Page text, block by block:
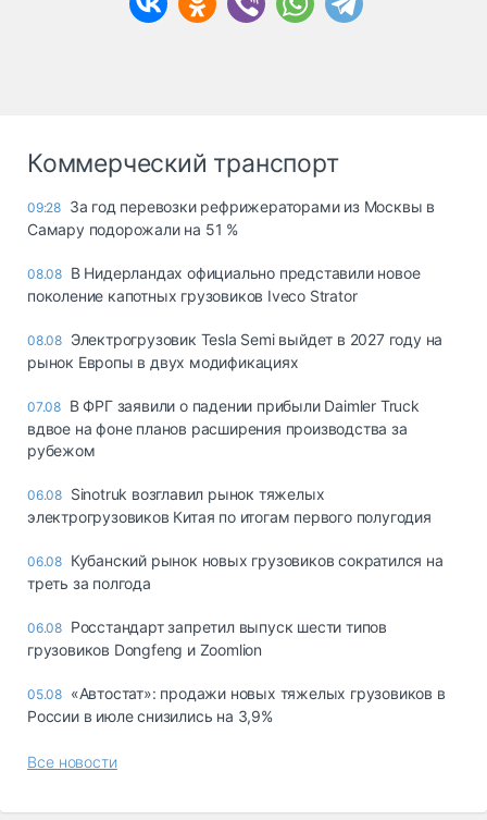
Коммерческий транспорт
09:28 За год перевозки рефрижераторами из Москвы в
Самару подорожали на 51 %
08.08 В Нидерландах официально представили новое
поколение капотных грузовиков Iveco Strator
08.08 Электрогрузовик Tesla Semi выйдет в 2027 году на
рынок Европы в двух модификациях
07.08 В ФРГ заявили о падении прибыли Daimler Truck
вдвое на фоне планов расширения производства за
рубежом
06.08 Sinotruk возглавил рынок тяжелых
электрогрузовиков Китая по итогам первого полугодия
06.08 Кубанский рынок новых грузовиков сократился на
треть за полгода
06.08 Росстандарт запретил выпуск шести типов
грузовиков Dongfeng и Zoomlion
05.08 «Автостат»: продажи новых тяжелых грузовиков в
России в июле снизились на 3,9%
Все новости